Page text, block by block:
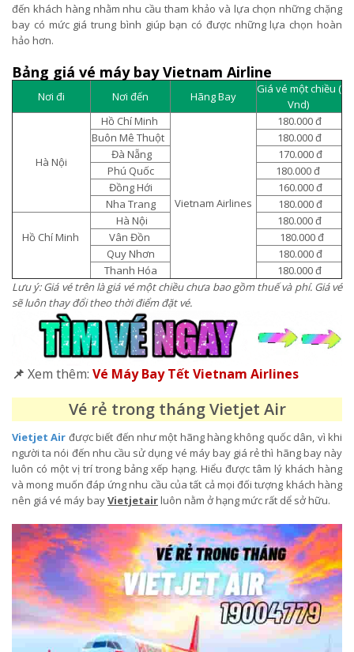
đến khách hàng nhằm nhu cầu tham khảo và lựa chọn những chặng
bay có mức giá trung bình giúp bạn có được những lựa chọn hoàn
hảo hơn.
Bảng giá vé máy bay Vietnam Airline
Nơi đi Nơi đến Hãng Bay
Giá vé một chiều (
Vnd)
Hà Nội
Hồ Chí Minh
Vietnam Airlines
180.000 đ
Buôn Mê Thuột
180.000 đ
Đà Nẵng
170.000 đ
Phú Quốc
180.000 đ
Đồng Hới
160.000 đ
Nha Trang
180.000 đ
Hồ Chí Minh
Hà Nội
180.000 đ
Vân Đồn
180.000 đ
Quy Nhơn
180.000 đ
Thanh Hóa
180.000 đ
Lưu ý: Giá vé trên là giá vé một chiều chưa bao gồm thuế và phí. Giá vé
sẽ luôn thay đổi theo thời điểm đặt vé.
📌 Xem thêm: Vé Máy Bay Tết Vietnam Airlines
Vé rẻ trong tháng Vietjet Air
Vietjet Air được biết đến như một hãng hàng không quốc dân, vì khi
người ta nói đến nhu cầu sử dụng vé máy bay giá rẻ thì hãng bay này
luôn có một vị trí trong bảng xếp hạng. Hiểu được tâm lý khách hàng
và mong muốn đáp ứng nhu cầu của tất cả mọi đối tượng khách hàng
nên giá vé máy bayVietjetairluôn nằm ở hạng mức rất dể sở hữu.